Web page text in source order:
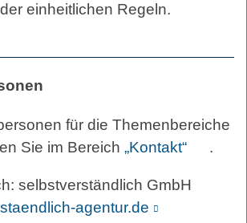
einheitlichen Regeln.
für die Themenbereiche
Sie im Bereich „Kontakt“ .
selbstverständlich GmbH
agentur.de